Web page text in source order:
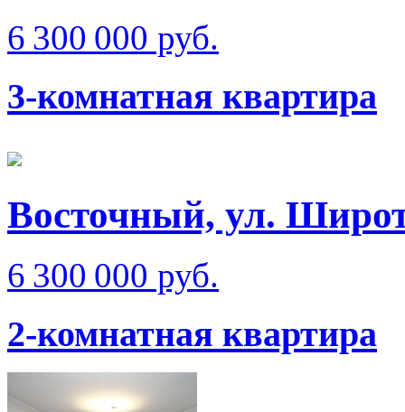
6 300 000 руб.
3-комнатная квартира
Восточный, ул.
6 300 000 руб.
2-комнатная квартира